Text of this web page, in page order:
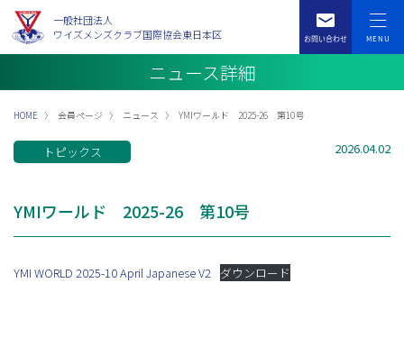
一般社団法人
ワイズメンズクラブ国際協会東日本区
ニュース詳細
HOME 会員ページ ニュース YMIワールド 2025-26 第10号
トピックス 2026.04.02
YMIワールド 2025-26 第10号
YMI WORLD 2025-10 April Japanese V2 ダウンロード